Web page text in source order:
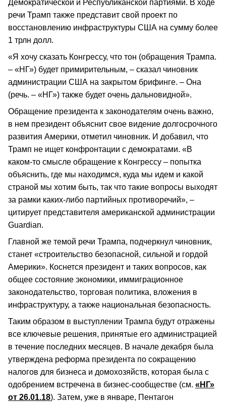
Демократической и Республиканской партиями. В ходе
речи Трамп также представит свой проект по
восстановлению инфраструктуры США на сумму более
1 трлн долл.
«Я хочу сказать Конгрессу, что тон (обращения Трампа.
– «НГ») будет примирительным, – сказал чиновник
администрации США на закрытом брифинге. – Она
(речь. – «НГ») также будет очень дальновидной».
Обращение президента к законодателям очень важно,
в нем президент объяснит свое видение долгосрочного
развития Америки, отметил чиновник. И добавил, что
Трамп не ищет конфронтации с демократами. «В
каком-то смысле обращение к Конгрессу – попытка
объяснить, где мы находимся, куда мы идем и какой
страной мы хотим быть, так что такие вопросы выходят
за рамки каких-либо партийных противоречий», –
цитирует представителя американской администрации
Guardian.
Главной же темой речи Трампа, подчеркнул чиновник,
станет «строительство безопасной, сильной и гордой
Америки». Коснется президент и таких вопросов, как
общее состояние экономики, иммиграционное
законодательство, торговая политика, вложения в
инфраструктуру, а также национальная безопасность.
Таким образом в выступлении Трампа будут отражены
все ключевые решения, принятые его администрацией
в течение последних месяцев. В начале декабря была
утверждена реформа президента по сокращению
налогов для бизнеса и домохозяйств, которая была с
одобрением встречена в бизнес-сообществе (см. «НГ»
от 26.01.18). Затем, уже в январе, Пентагон